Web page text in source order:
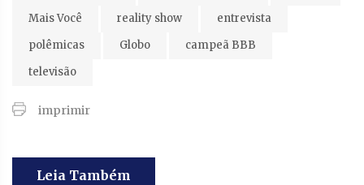
Mais Você
reality show
entrevista
polêmicas
Globo
campeã BBB
televisão
imprimir
Leia Também